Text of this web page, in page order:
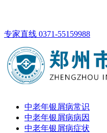
专家直线 0371-55159988
中老年银屑病常识
中老年银屑病病因
中老年银屑病症状